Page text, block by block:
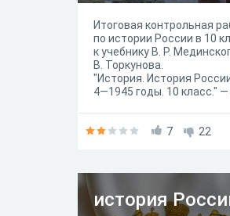
истории
1914 - 1945 гг
Итоговая контрольная
по истории России в 10
к учебнику В. Р.
В. Торкунова.
"История. История
4—1945 годы. 10 класс."
7 22
история